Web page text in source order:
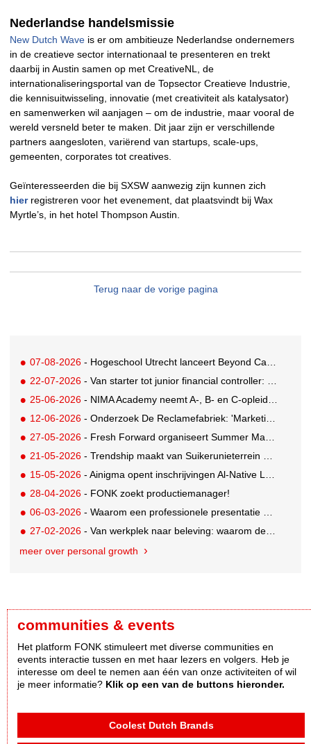
Nederlandse handelsmissie
New Dutch Wave is er om ambitieuze Nederlandse ondernemers
in de creatieve sector internationaal te presenteren en trekt
daarbij in Austin samen op met CreativeNL, de
internationaliseringsportal van de Topsector Creatieve Industrie,
die kennisuitwisseling, innovatie (met creativiteit als katalysator)
en samenwerken wil aanjagen – om de industrie, maar vooral de
wereld versneld beter te maken. Dit jaar zijn er verschillende
partners aangesloten, variërend van startups, scale-ups,
gemeenten, corporates tot creatives.
Geïnteresseerden die bij SXSW aanwezig zijn kunnen zich
hierregistreren voor het evenement, dat plaatsvindt bij Wax
Myrtle’s, in het hotel Thompson Austin.
Terug naar de vorige pagina
07-08-2026 - Hogeschool Utrecht lanceert Beyond Campus binnen International Creative Business
22-07-2026 - Van starter tot junior financial controller: zo maak je je sollicitatie sterker
25-06-2026 - NIMA Academy neemt A-, B- en C-opleidingen in eigen hand
12-06-2026 - Onderzoek De Reclamefabriek: 'Marketingteams zijn regie over eigen productieproces kwijtgeraakt'
27-05-2026 - Fresh Forward organiseert Summer Masterclasses over leiderschap in veranderende tijden
21-05-2026 - Trendship maakt van Suikerunieterrein ondernemend dorpsplein
15-05-2026 - Ainigma opent inschrijvingen Al-Native Leadership Academy
28-04-2026 - FONK zoekt productiemanager!
06-03-2026 - Waarom een professionele presentatie doorslaggevend is bij pitches en new business
27-02-2026 - Van werkplek naar beleving: waarom deze details ertoe doen
meer over personal growth
communities & events
Het platform FONK stimuleert met diverse communities en
events interactie tussen en met haar lezers en volgers. Heb je
interesse om deel te nemen aan één van onze activiteiten of wil
je meer informatie? Klik op een van de buttons hieronder.
Coolest Dutch Brands